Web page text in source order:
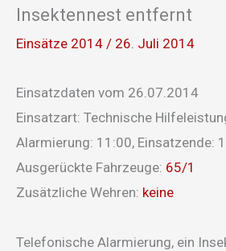
Insektennest entfernt
Einsätze 2014 / 26. Juli 2014
Einsatzdaten vom 26.07.2014
Einsatzart: Technische
Alarmierung: 11:00, Einsatzende:
Ausgerückte Fahrzeuge: 65/1
Zusätzliche Wehren: keine
Telefonische Alarmierung, ein